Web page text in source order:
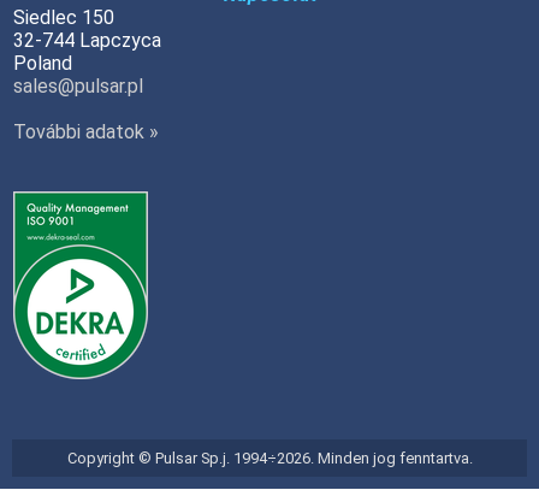
Siedlec 150
32-744 Lapczyca
Poland
sales@pulsar.pl
További adatok »
Copyright © Pulsar Sp.j. 1994÷2026. Minden jog fenntartva.